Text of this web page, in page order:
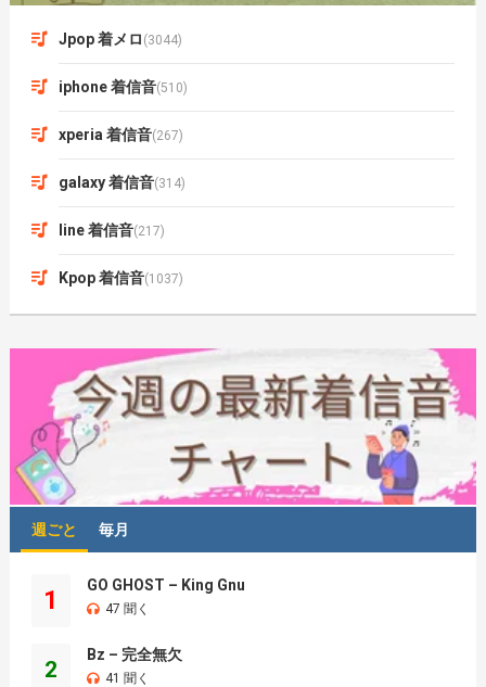
Jpop 着メロ (3044)
iphone 着信音(510)
xperia 着信音(267)
galaxy 着信音(314)
line 着信音(217)
Kpop 着信音(1037)
週ごと 毎月
1
GO GHOST – King Gnu
47 聞く
2
Bz – 完全無欠
41 聞く